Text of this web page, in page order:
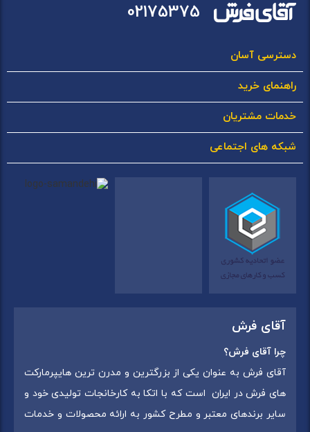
02175375
دسترسی آسان
راهنمای خرید
خدمات مشتریان
شبکه های اجتماعی
آقای فرش
چرا آقای فرش؟
آقای فرش به عنوان یکی از بزرگترین و مدرن ترین هایپرمارکت
های فرش در ایران است که با اتکا به کارخانجات تولیدی خود و
سایر برندهای معتبر و مطرح کشور به ارائه محصولات و خدمات